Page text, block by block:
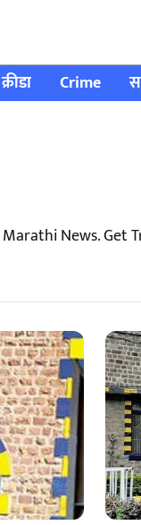
क्रीडा Crime
News.